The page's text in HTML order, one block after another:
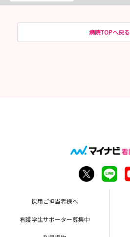
病院TOPへ戻る
採用ご担当者様へ
看護学生サポーター募集中